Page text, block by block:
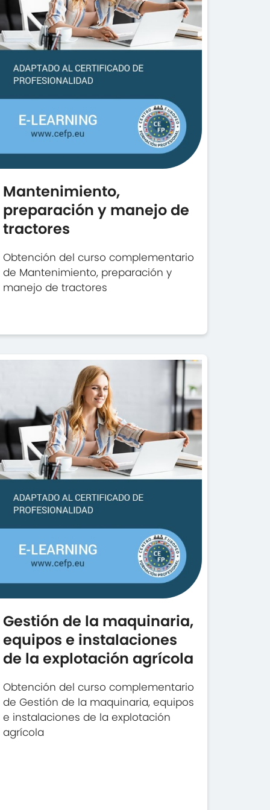
Mantenimiento,
preparación y manejo de
tractores
Obtención del curso complementario
de Mantenimiento, preparación y
manejo de tractores
Gestión de la maquinaria,
equipos e instalaciones
de la explotación agrícola
Obtención del curso complementario
de Gestión de la maquinaria, equipos
e instalaciones de la explotación
agrícola